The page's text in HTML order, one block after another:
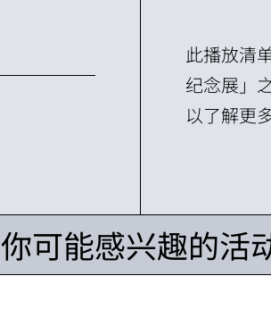
此播放清
纪念展」
以了解更
你可能感兴趣的活